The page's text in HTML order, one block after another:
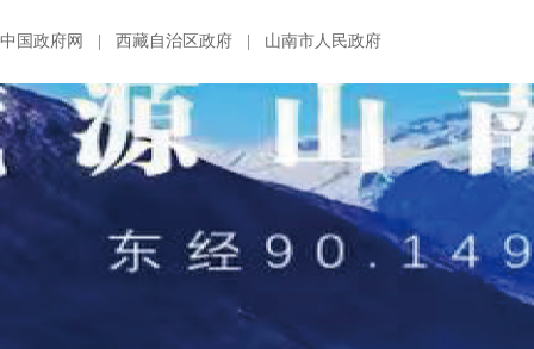
中国政府网 西藏自治区政府 山南市人民政府